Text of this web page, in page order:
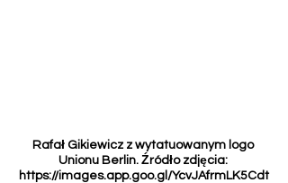
Rafał Gikiewicz z wytatuowanym logo
Unionu Berlin. Źródło zdjęcia:
https://images.app.goo.gl/YcvJAfrmLK5Cdt